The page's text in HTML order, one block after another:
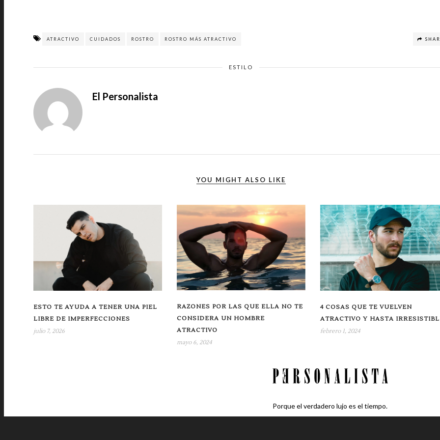
ATRACTIVO CUIDADOS ROSTRO ROSTRO MÁS ATRACTIVO
ESTILO
El Personalista
YOU MIGHT ALSO LIKE
ESTO TE AYUDA A TENER UNA PIEL
LIBRE DE IMPERFECCIONES
julio 7, 2026
RAZONES POR LAS QUE ELLA NO TE
CONSIDERA UN HOMBRE
ATRACTIVO
mayo 6, 2024
4 COSAS QUE TE VUELVEN
ATRACTIVO Y HASTA
febrero 1, 2024
Porque el verdadero lujo es el tiempo.